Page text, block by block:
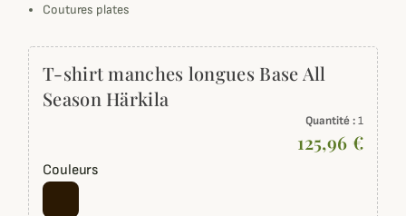
Coutures plates
T-shirt manches longues Base All
Season Härkila
Quantité :1
125,96 €
Couleurs